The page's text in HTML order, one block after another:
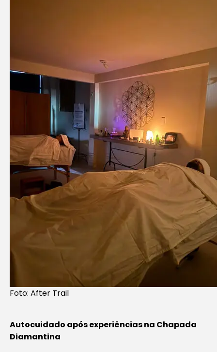
Foto: After Trail
Autocuidado após experiências na Chapada
Diamantina